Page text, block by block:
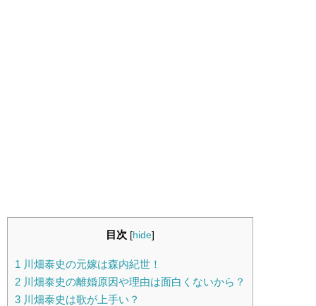
目次 [hide]
1 川畑泰史の元嫁は森内紀世！
2 川畑泰史の離婚原因や理由は面白くないから？
3 川畑泰史は歌が上手い？